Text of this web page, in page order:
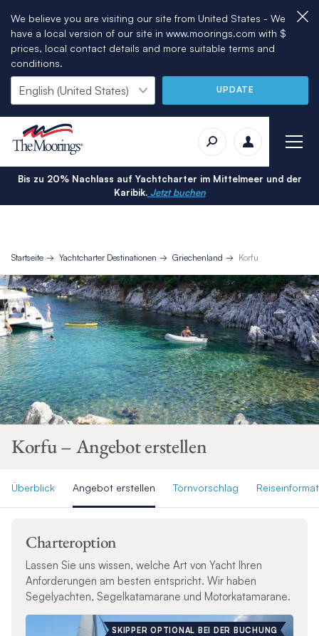
We believe you are visiting our site from United States - We
have a local version of our site in www.moorings.com with $
prices, local contact details and more suitable terms and
conditions.
UPDATE
Bis zu 20% Nachlass auf Yachtcharter im Mittelmeer und der
Karibik.Jetzt buchen
Startseite Yachtcharter Destinationen Griechenland Korfu
Korfu – Angebot erstellen
Überblick Angebot erstellen Törnvorschlag
Charteroption
Lassen Sie uns wissen, welche Art von Yacht Ihren
Anforderungen am besten entspricht. Wir haben
Segelyachten, Segelkatamarane und Motorkatamarane.
SKIPPER OPTIONAL BEI DER BUCHUNG